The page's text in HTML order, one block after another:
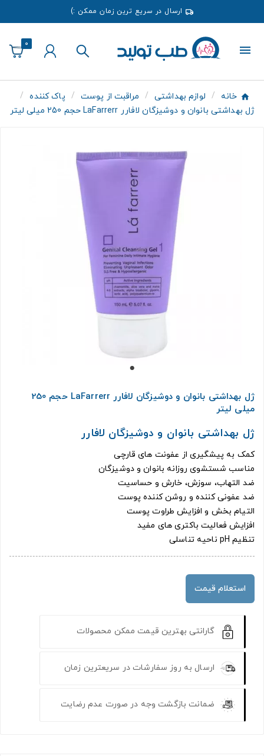
ارسال در سریع ترین زمان ممکن :)
0
خانه لوازم بهداشتی مراقبت از پوست
پاک کننده
ژل بهداشتی بانوان و دوشیزگان لافارر LaFarrerr حجم 250 میلی لیتر
ژل بهداشتی بانوان و دوشیزگان لافارر LaFarrerr حجم 250
میلی لیتر
ژل بهداشتی بانوان و دوشیزگان لافارر
کمک به پیشگیری از عفونت های قارچی
مناسب شستشوی روزانه بانوان و دوشیزگان
ضد التهاب، سوزش، خارش و حساسیت
ضد عفونی کننده و روشن کننده پوست
التیام بخش و افزایش طراوت پوست
افزایش فعالیت باکتری های مفید
تنظیم pH ناحیه تناسلی
استعلام قیمت
گارانتی بهترین قیمت ممکن محصولات
ارسال به روز سفارشات در سریعترین زمان
ضمانت بازگشت وجه در صورت عدم رضایت